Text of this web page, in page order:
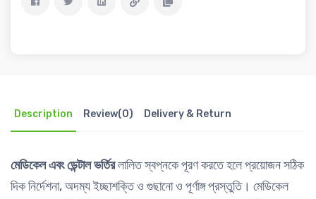
Description Review(0) Delivery & Return
মেডিকেল এবং ডেন্টাল ভর্তিরলালিত স্বপ্নকে পূরণ করতে হলে প্রয়োজন সঠিক
দিক নির্দেশনা, অদম্য ইচ্ছাশক্তি ও গুছানো ও পূর্ণাঙ্গ প্রস্তুতি। মেডিকেল